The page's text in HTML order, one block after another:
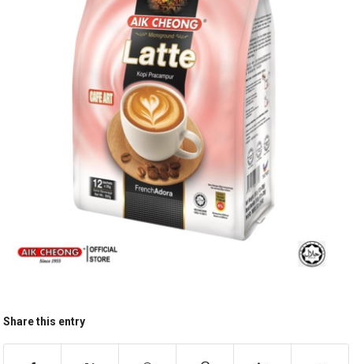
Share this entry